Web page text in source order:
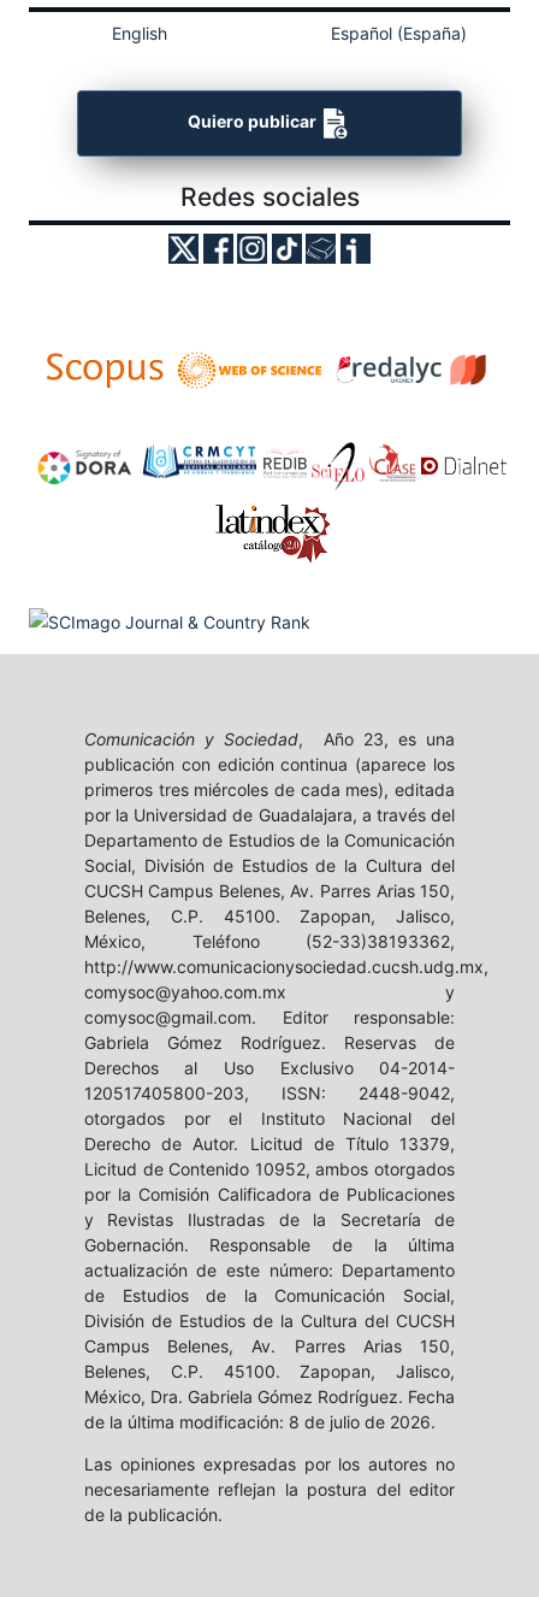
English Español (España)
Quiero publicar
Redes sociales
Comunicación y Sociedad, Año 23, es una
publicación con edición continua (aparece los
primeros tres miércoles de cada mes), editada
por la Universidad de Guadalajara, a través del
Departamento de Estudios de la Comunicación
Social, División de Estudios de la Cultura del
CUCSH Campus Belenes, Av. Parres Arias 150,
Belenes, C.P. 45100. Zapopan, Jalisco,
México, Teléfono (52-33)38193362,
http://www.comunicacionysociedad.cucsh.udg.mx,
comysoc@yahoo.com.mx y
comysoc@gmail.com. Editor responsable:
Gabriela Gómez Rodríguez. Reservas de
Derechos al Uso Exclusivo 04-2014-
120517405800-203, ISSN: 2448-9042,
otorgados por el Instituto Nacional del
Derecho de Autor. Licitud de Título 13379,
Licitud de Contenido 10952, ambos otorgados
por la Comisión Calificadora de Publicaciones
y Revistas Ilustradas de la Secretaría de
Gobernación. Responsable de la última
actualización de este número: Departamento
de Estudios de la Comunicación Social,
División de Estudios de la Cultura del CUCSH
Campus Belenes, Av. Parres Arias 150,
Belenes, C.P. 45100. Zapopan, Jalisco,
México, Dra. Gabriela Gómez Rodríguez. Fecha
de la última modificación: 8 de julio de 2026.
Las opiniones expresadas por los autores no
necesariamente reflejan la postura del editor
de la publicación.